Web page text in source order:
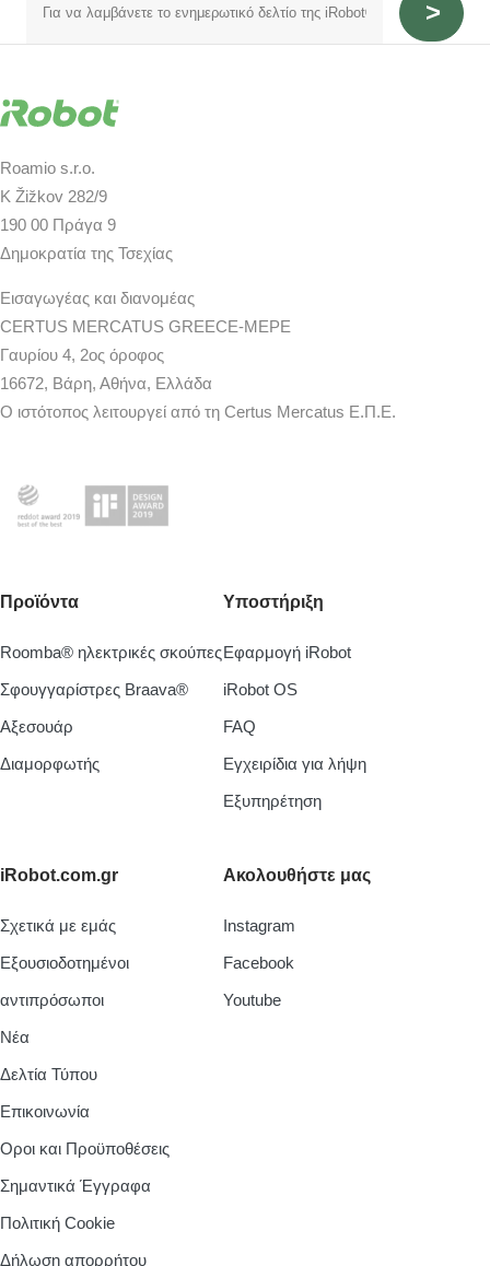
Roamio s.r.o.
K Žižkov 282/9
190 00 Πράγα 9
Δημοκρατία της Τσεχίας
Εισαγωγέας και διανομέας
CERTUS MERCATUS GREECE-MEPE
Γαυρίου 4, 2ος όροφος
16672, Βάρη, Αθήνα, Ελλάδα
Ο ιστότοπος λειτουργεί από τη Certus Mercatus Ε.Π.Ε.
Προϊόντα
Roomba® ηλεκτρικές σκούπες
Σφουγγαρίστρες Braava®
Aξεσουάρ
Διαμορφωτής
Υποστήριξη
Εφαρμογή iRobot
iRobot OS
FAQ
Εγχειρίδια για λήψη
Εξυπηρέτηση
iRobot.com.gr
Σχετικά με εμάς
Εξουσιοδοτημένοι
αντιπρόσωποι
Νέα
Δελτία Τύπου
Επικοινωνία
Οροι και Προϋποθέσεις
Σημαντικά Έγγραφα
Πολιτική Cookie
Δήλωση απορρήτου
Ακολουθήστε μας
Instagram
Facebook
Youtube